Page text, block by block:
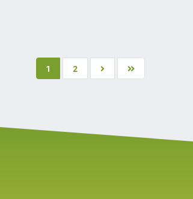
1 2